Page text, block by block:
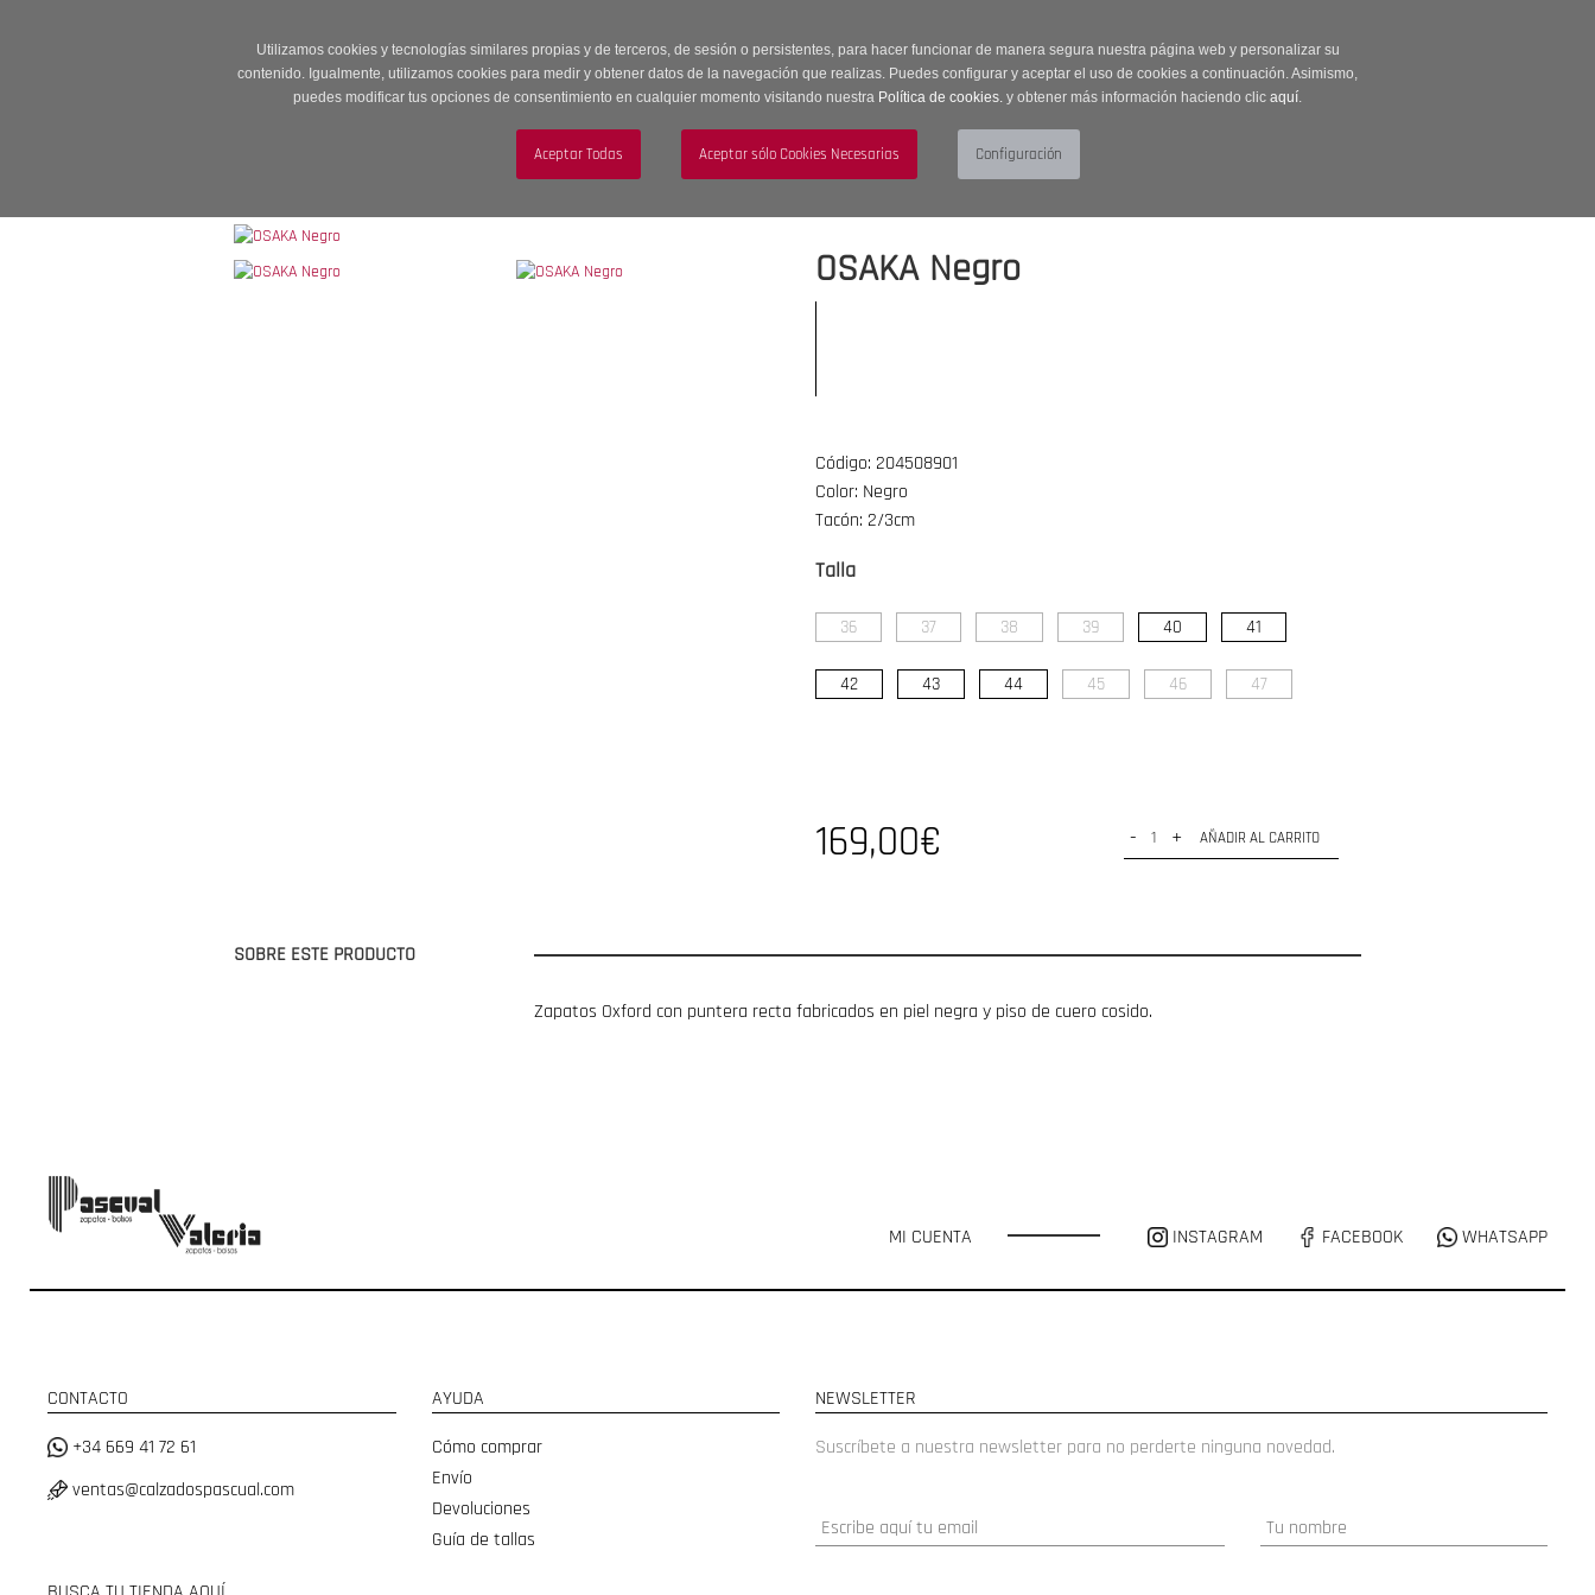
Utilizamos cookies y tecnologías similares propias y de terceros, de sesión o persistentes, para hacer funcionar de manera segura nuestra página web y personalizar su
contenido. Igualmente, utilizamos cookies para medir y obtener datos de la navegación que realizas. Puedes configurar y aceptar el uso de cookies a continuación. Asimismo,
puedes modificar tus opciones de consentimiento en cualquier momento visitando nuestra Política de cookies. y obtener más información haciendo clic aquí.
MUJER HOMBRE ACCESORIOS
OSAKA Negro
Código: 204508901
Color: Negro
Tacón: 2/3cm
Talla
36 37 38 39 40 41
42 43 44 45 46 47
169,00€ - + AÑADIR AL CARRITO
SOBRE ESTE PRODUCTO
Zapatos Oxford con puntera recta fabricados en piel negra y piso de cuero cosido.
MI CUENTA INSTAGRAM FACEBOOK WHATSAPP
CONTACTO
+34 669 41 72 61
ventas@calzadospascual.com
AYUDA
Cómo comprar
Envío
Devoluciones
Guía de tallas
NEWSLETTER
Suscríbete a nuestra newsletter para no perderte ninguna novedad.